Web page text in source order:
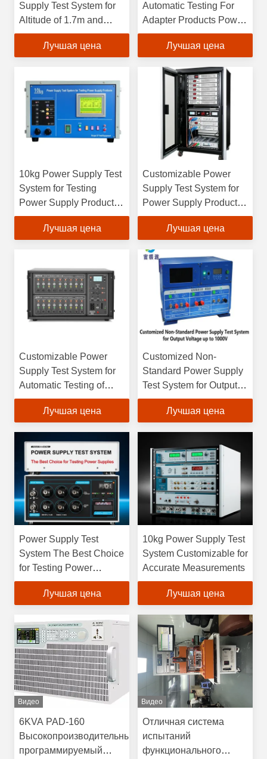
Supply Test System for
Altitude of 1.7m and
10kg
Лучшая цена
Automatic Testing For
Adapter Products Power
Supply Test System
Лучшая цена
10kg Power Supply Test
System for Testing
Power Supply Products
Scope Of Test
Equipment
Лучшая цена
Customizable Power
Supply Test System for
Power Supply Products
within Scope
Лучшая цена
Customizable Power
Supply Test System for
Automatic Testing of
Adapter Products Output
Voltage up to 1000V
Лучшая цена
Customized Non-
Standard Power Supply
Test System for Output
Voltage up to 1000V to
Meet Customer
Лучшая цена
Power Supply Test
System The Best Choice
for Testing Power
Supplies
Лучшая цена
10kg Power Supply Test
System Customizable for
Accurate Measurements
Лучшая цена
Видео
6KVA PAD-160
Высокопроизводительный
программируемый
Видео
Отличная система
испытаний
функционального